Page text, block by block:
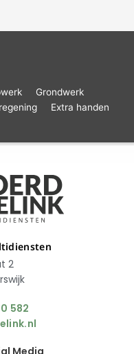
Grondwerk
Extra handen
2
582